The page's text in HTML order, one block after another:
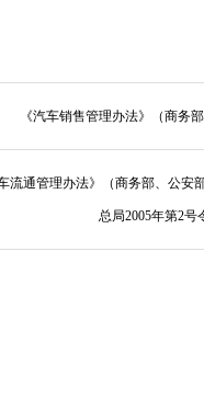
《汽车销售管理办法》（商务部
流通管理办法》（商务部、公安
总局2005年第2号